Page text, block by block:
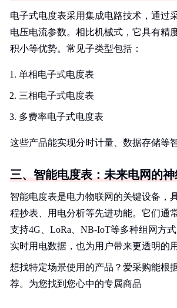
电子式电度表采用集成电路技术，通过
电压电流参数。相比机械式，它具有精
积小等优势。常见子类型包括：
单相电子式电度表
三相电子式电度表
多费率电子式电度表
这些产品能实现分时计量、数据存储等
三、智能电度表：未来电网的
智能电度表是电力物联网的关键设备，
程抄表、用电分析等先进功能。它们通
支持4G、LoRa、NB-IoT等多种组网方
实时用电数据，也为用户带来更透明的
想找特定场景使用的产品？爱采购能根
荐。为您找到您心中的专属商品